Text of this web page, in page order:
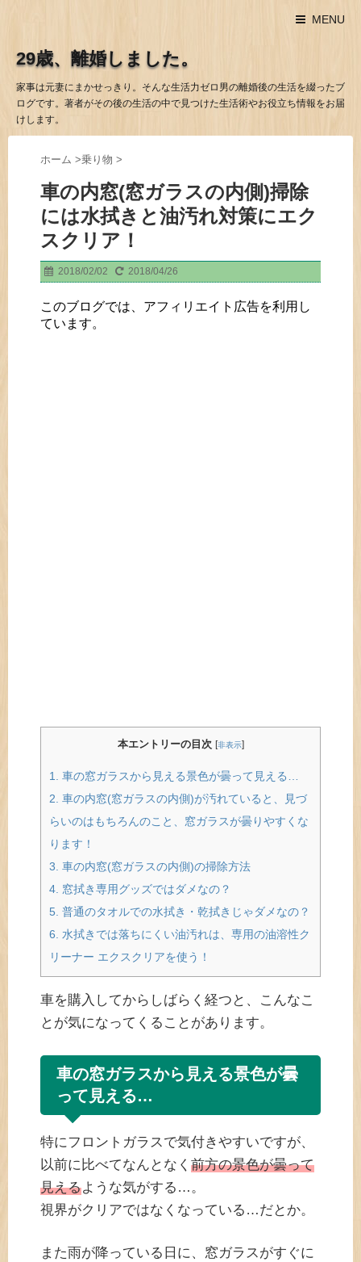
MENU
29歳、離婚しました。
家事は元妻にまかせっきり。そんな生活力ゼロ男の離婚後の生活を綴ったブ
ログです。著者がその後の生活の中で見つけた生活術やお役立ち情報をお届
けします。
ホーム >乗り物 >
車の内窓(窓ガラスの内側)掃除
には水拭きと油汚れ対策にエク
スクリア！
2018/02/02 2018/04/26
このブログでは、アフィリエイト広告を利用し
ています。
本エントリーの目次 [非表示]
1. 車の窓ガラスから見える景色が曇って見える…
2. 車の内窓(窓ガラスの内側)が汚れていると、見づ
らいのはもちろんのこと、窓ガラスが曇りやすくな
ります！
3. 車の内窓(窓ガラスの内側)の掃除方法
4. 窓拭き専用グッズではダメなの？
5. 普通のタオルでの水拭き・乾拭きじゃダメなの？
6. 水拭きでは落ちにくい油汚れは、専用の油溶性ク
リーナー エクスクリアを使う！
車を購入してからしばらく経つと、こんなこ
とが気になってくることがあります。
車の窓ガラスから見える景色が曇
って見える…
特にフロントガラスで気付きやすいですが、
以前に比べてなんとなく 前方の景色が曇って
見えるような気がする…。
視界がクリアではなくなっている…だとか。
また雨が降っている日に、窓ガラスがすぐに